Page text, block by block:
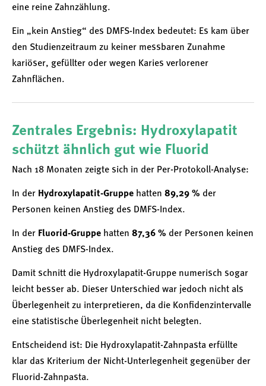
eine reine Zahnzählung.
Ein „kein Anstieg“ des DMFS-Index bedeutet: Es kam über
den Studienzeitraum zu keiner messbaren Zunahme
kariöser, gefüllter oder wegen Karies verlorener
Zahnflächen.
Zentrales Ergebnis: Hydroxylapatit
schützt ähnlich gut wie Fluorid
Nach 18 Monaten zeigte sich in der Per-Protokoll-Analyse:
In der Hydroxylapatit-Gruppe hatten 89,29 % der
Personen keinen Anstieg des DMFS-Index.
In der Fluorid-Gruppe hatten 87,36 % der Personen keinen
Anstieg des DMFS-Index.
Damit schnitt die Hydroxylapatit-Gruppe numerisch sogar
leicht besser ab. Dieser Unterschied war jedoch nicht als
Überlegenheit zu interpretieren, da die Konfidenzintervalle
eine statistische Überlegenheit nicht belegten.
Entscheidend ist: Die Hydroxylapatit-Zahnpasta erfüllte
klar das Kriterium der Nicht-Unterlegenheit gegenüber der
Fluorid-Zahnpasta.